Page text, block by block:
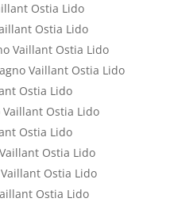
Ostia Lido
Ostia Lido
Vaillant Ostia Lido
Vaillant Ostia Lido
Ostia Lido
Ostia Lido
Ostia Lido
Ostia Lido
Ostia Lido
Ostia Lido